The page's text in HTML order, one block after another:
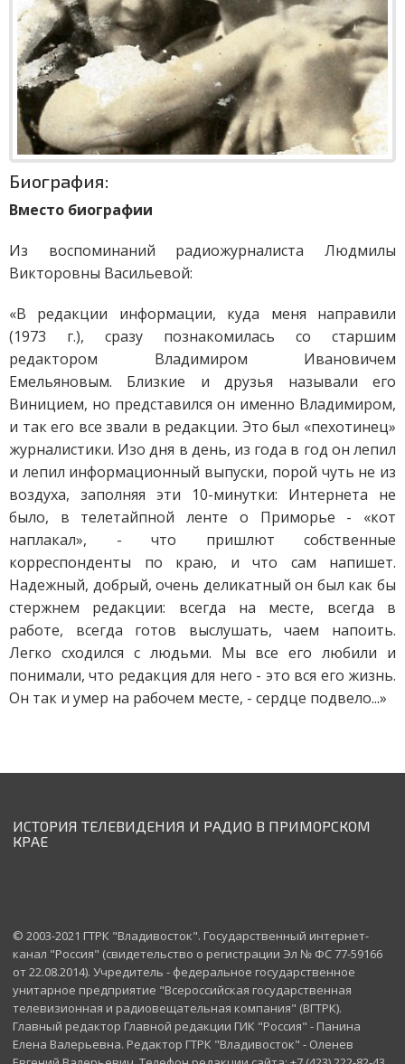
Биография:
Вместо биографии
Из воспоминаний радиожурналиста Людмилы
Викторовны Васильевой:
«В редакции информации, куда меня направили
(1973 г.), сразу познакомилась со старшим
редактором Владимиром Ивановичем
Емельяновым. Близкие и друзья называли его
Виницием, но представился он именно Владимиром,
и так его все звали в редакции. Это был «пехотинец»
журналистики. Изо дня в день, из года в год он лепил
и лепил информационный выпуски, порой чуть не из
воздуха, заполняя эти 10-минутки: Интернета не
было, в телетайпной ленте о Приморье - «кот
наплакал», - что пришлют собственные
корреспонденты по краю, и что сам напишет.
Надежный, добрый, очень деликатный он был как бы
стержнем редакции: всегда на месте, всегда в
работе, всегда готов выслушать, чаем напоить.
Легко сходился с людьми. Мы все его любили и
понимали, что редакция для него - это вся его жизнь.
Он так и умер на рабочем месте, - сердце подвело...»
ИСТОРИЯ ТЕЛЕВИДЕНИЯ И РАДИО В ПРИМОРСКОМ
КРАЕ
© 2003-2021 ГТРК "Владивосток". Государственный интернет-
канал "Россия" (свидетельство о регистрации Эл № ФС 77-59166
от 22.08.2014). Учредитель - федеральное государственное
унитарное предприятие "Всероссийская государственная
телевизионная и радиовещательная компания" (ВГТРК).
Главный редактор Главной редакции ГИК "Россия" - Панина
Елена Валерьевна. Редактор ГТРК "Владивосток" - Оленев